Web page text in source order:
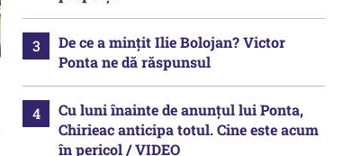
De ce a mințit Ilie Bolojan? Victor
Ponta ne dă răspunsul
Cu luni înainte de anunțul lui Ponta,
Chirieac anticipa totul. Cine este acum
în pericol / VIDEO